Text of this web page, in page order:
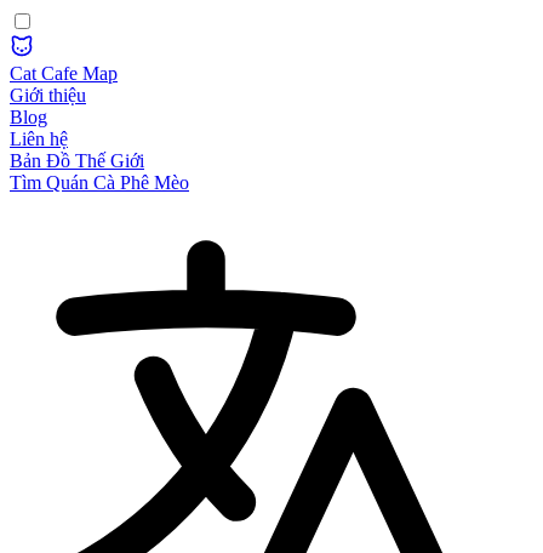
Cat Cafe Map
Giới thiệu
Blog
Liên hệ
Bản Đồ Thế Giới
Tìm Quán Cà Phê Mèo